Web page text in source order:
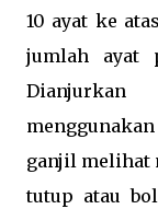
10 ayat ke
jumlah ayat
ganjil melihat
tutup atau